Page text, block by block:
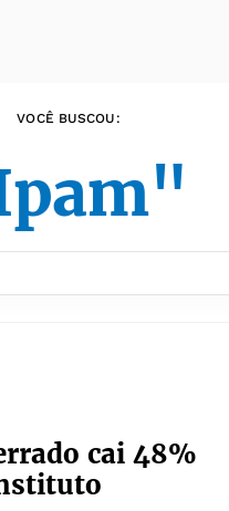
VOCÊ BUSCOU:
cai 48%